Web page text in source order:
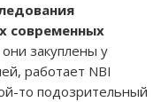
современных
они закуплены у
работает NBI
то подозрительный